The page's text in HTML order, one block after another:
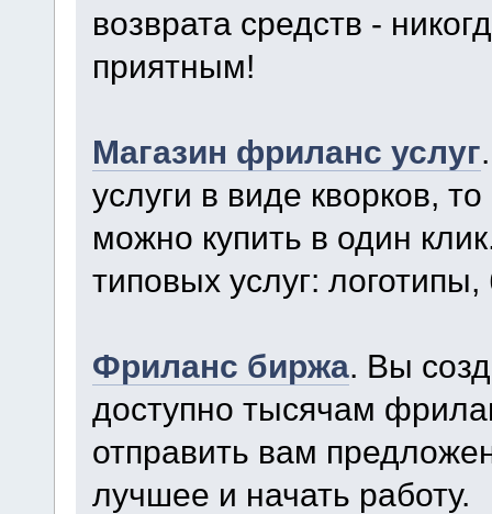
возврата средств -
приятным!
Магазин фриланс услуг
услуги в виде кворков,
можно купить в один
типовых услуг:
Фриланс биржа. Вы
доступно тысячам
отправить вам
лучшее и начать работу.